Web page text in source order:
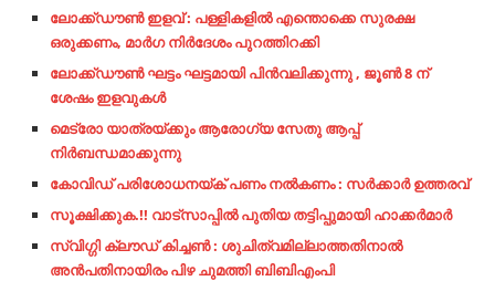
ലോക്ക്ഡൗൺ ഇളവ് : പള്ളികളിൽ എന്തൊക്കെ സുരക്ഷ
ഒരുക്കണം, മാർഗ നിർദേശം പുറത്തിറക്കി
ലോക്ക്ഡൗണ്‍ ഘട്ടം ഘട്ടമായി പിന്‍വലിക്കുന്നു , ജൂണ്‍ 8 ന്
ശേഷം ഇളവുകൾ
മെട്രോ യാത്രയ്ക്കും ആരോഗ്യ സേതു ആപ്പ്
നിർബന്ധമാക്കുന്നു
കോവിഡ് പരിശോധനയ്ക് പണം നൽകണം : സർക്കാർ ഉത്തരവ്
സൂക്ഷിക്കുക.!! വാട്‌സാപ്പില്‍ പുതിയ തട്ടിപ്പുമായി ഹാക്കര്‍മാര്‍
സ്വിഗ്ഗി ക്ലൗഡ് കിച്ചൺ : ശുചിത്വമില്ലാത്തതിനാൽ
അൻപതിനായിരം പിഴ ചുമത്തി ബിബിഎംപി